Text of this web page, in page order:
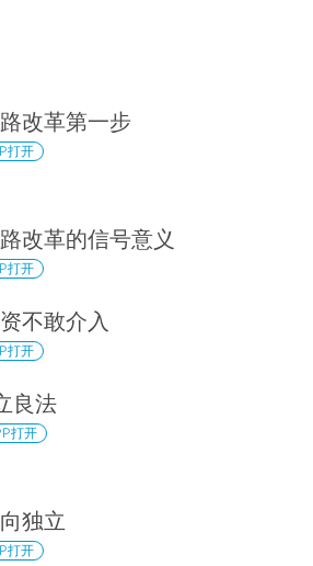
改革第一步
打开
改革的信号意义
打开
不敢介入
打开
良法
打开
独立
打开